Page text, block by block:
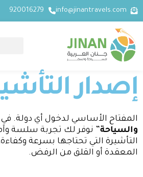
info@jinantravels.com
920016279
إصدار
المفتاح الأساسي لدخول أي دولة. في
والسياحة” نوفر لك تجربة سلسة
التأشيرة التي تحتاجها بسرعة
المعقدة أو القلق من الرفض.